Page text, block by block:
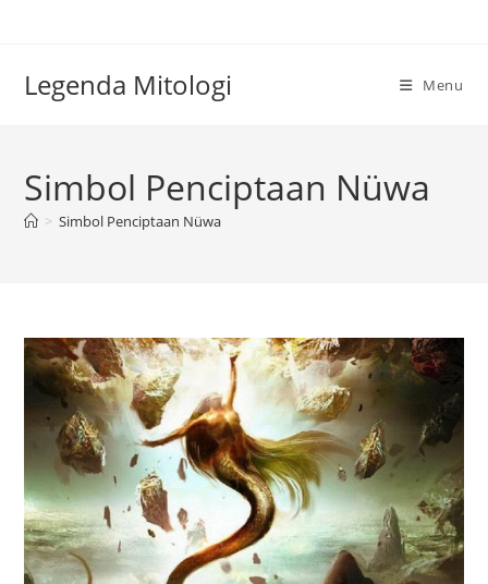
Legenda Mitologi Menu
Simbol Penciptaan Nüwa
> Simbol Penciptaan Nüwa